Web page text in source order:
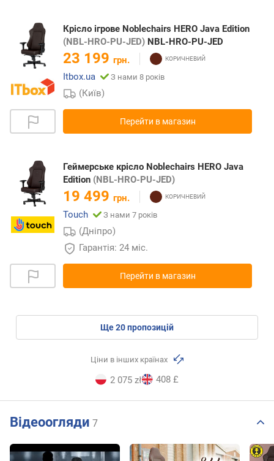
Крісло ігрове Noblechairs HERO Java Edition
(NBL-HRO-PU-JED) NBL-HRO-PU-JED
23 199 грн.
Itbox.ua
З нами 8 років
(Київ)
Перейти в магазин
Геймерське крісло Noblechairs HERO Java
Edition (NBL-HRO-PU-JED)
19 499 грн.
Touch
З нами 7 років
(Дніпро)
Гарантія: 24 міс.
Перейти в магазин
ще20пропозицій
Ціни в інших країнах
2 075 zł 408 £
Відеоогляди 7